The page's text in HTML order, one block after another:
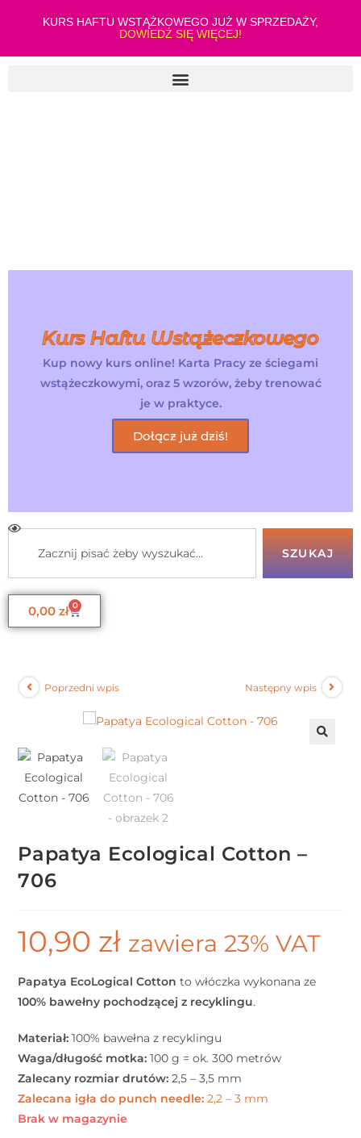
KURS HAFTU WSTĄŻKOWEGO JUŻ W SPRZEDAŻY,
DOWIEDŹ SIĘ WIĘCEJ!
Kurs Haftu Wstążeczkowego
Kup nowy kurs online! Karta Pracy ze ściegami
wstążeczkowymi, oraz 5 wzorów, żeby trenować
je w praktyce.
Dołącz już dziś!
SZUKAJ
0,00 zł 0
Poprzedni wpis Następny wpis
Papatya Ecological Cotton –
706
10,90 zł zawiera 23% VAT
Papatya EcoLogical Cotton to włóczka wykonana ze
100% bawełny pochodzącej z recyklingu.
Materiał: 100% bawełna z recyklingu
Waga/długość motka: 100 g = ok. 300 metrów
Zalecany rozmiar drutów: 2,5 – 3,5 mm
Zalecana igła do punch needle: 2,2 – 3 mm
Brak w magazynie